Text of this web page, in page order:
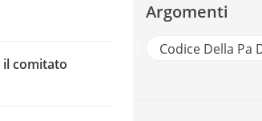
il comitato
Argomenti
Codice Della Pa